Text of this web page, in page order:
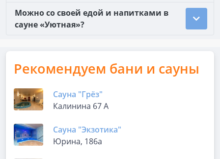
Можно со своей едой и напитками в
сауне «Уютная»?
Рекомендуем бани и сауны
Сауна "Грёз"
Калинина 67 А
Сауна "Экзотика"
Юрина, 186а